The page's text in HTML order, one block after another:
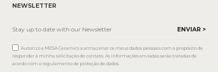
NEWSLETTER
Autorizo a MESA Ceramics a armazenar os meus dados pessoais com a propósito de
responder à minha solicitação de contato. As informações enviadas serão tratadas de
acordo com o regulamento de proteção de dados.